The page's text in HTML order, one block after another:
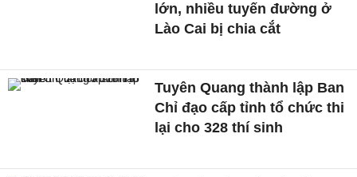
lớn, nhiều tuyến đường ở
Lào Cai bị chia cắt
Tuyên Quang thành lập Ban
Chỉ đạo cấp tỉnh tổ chức thi
lại cho 328 thí sinh